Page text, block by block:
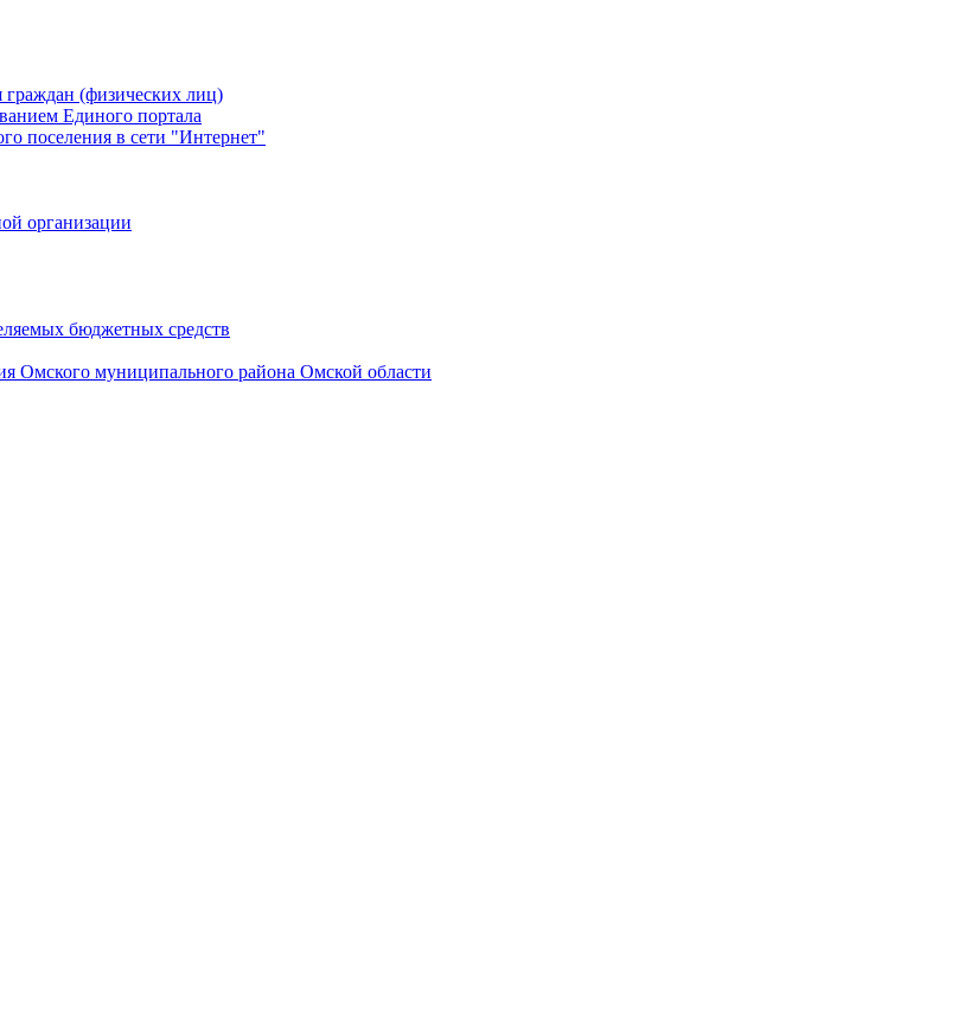
(физических лиц)
Единого портала
поселения в сети "Интернет"
организации
бюджетных средств
Омского муниципального района Омской области